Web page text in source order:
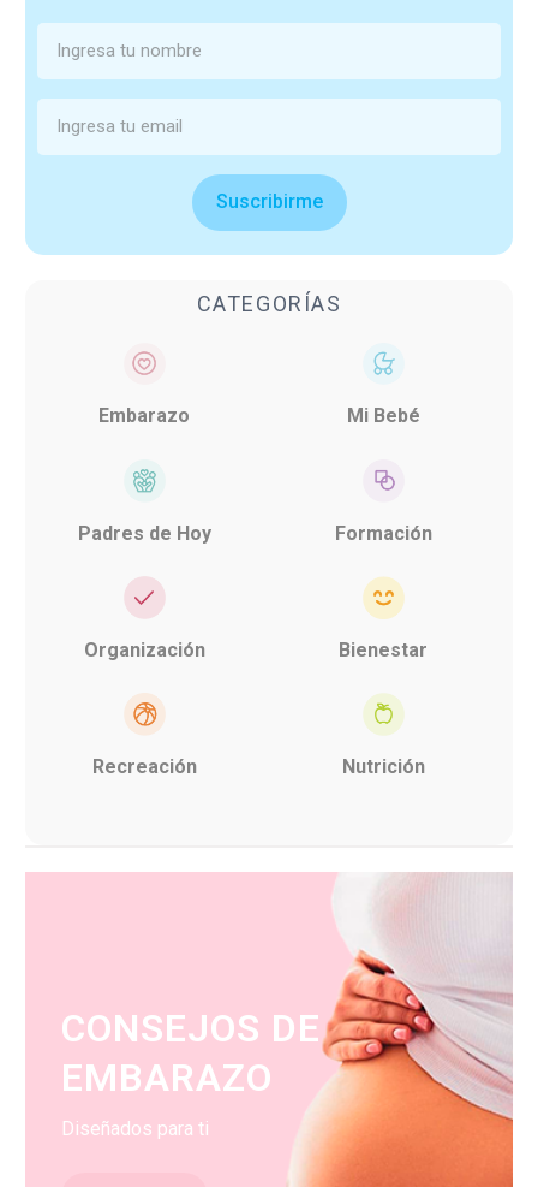
Suscribirme
CATEGORÍAS
Embarazo Mi Bebé
Padres de Hoy Formación
Organización Bienestar
Recreación Nutrición
CONSEJOS DE
EMBARAZO
Diseñados para ti